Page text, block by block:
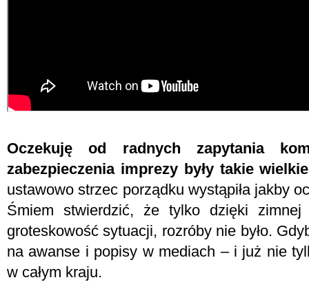
Oczekuję od radnych zapytania
zabezpieczenia imprezy były takie
ustawowo strzec porządku wystąpiła jakby
Śmiem stwierdzić, że tylko dzięki
groteskowość sytuacji, rozróby nie było.
na awanse i popisy w mediach – i już nie
w całym kraju.